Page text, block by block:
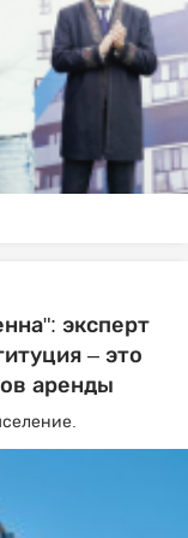
эксперт
– это
аренды